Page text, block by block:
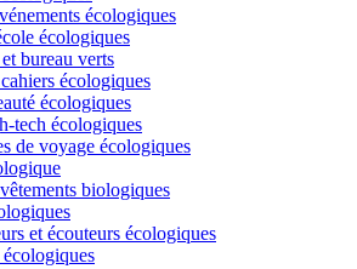
écologiques
écologiques
bureau verts
écologiques
écologiques
tech écologiques
de voyage écologiques
biologiques
et écouteurs écologiques